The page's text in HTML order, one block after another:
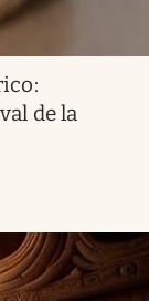
de la